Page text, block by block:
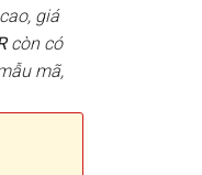
giá
còn có
mã,